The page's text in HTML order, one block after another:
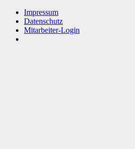
Impressum
Datenschutz
Mitarbeiter-Login